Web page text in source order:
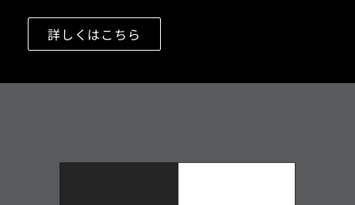
詳しくはこちら